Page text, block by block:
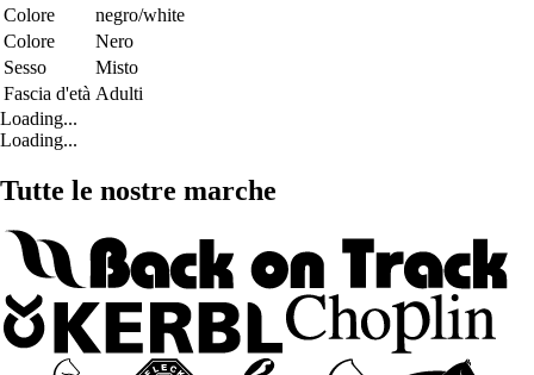
Colore
negro/white
Colore
Nero
Sesso
Misto
Fascia d'età Adulti
Loading...
Loading...
Tutte le nostre marche